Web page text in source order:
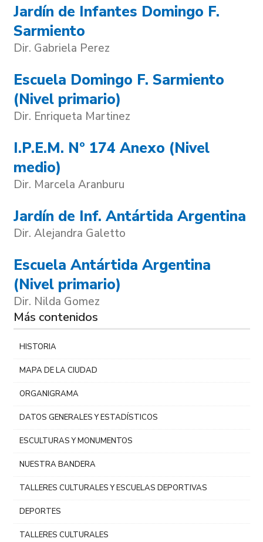
Jardín de Infantes Domingo F.
Sarmiento
Dir. Gabriela Perez
Escuela Domingo F. Sarmiento
(Nivel primario)
Dir. Enriqueta Martinez
I.P.E.M. Nº 174 Anexo (Nivel
medio)
Dir. Marcela Aranburu
Jardín de Inf. Antártida Argentina
Dir. Alejandra Galetto
Escuela Antártida Argentina
(Nivel primario)
Dir. Nilda Gomez
Más contenidos
HISTORIA
MAPA DE LA CIUDAD
ORGANIGRAMA
DATOS GENERALES Y ESTADÍSTICOS
ESCULTURAS Y MONUMENTOS
NUESTRA BANDERA
TALLERES CULTURALES Y ESCUELAS DEPORTIVAS
DEPORTES
TALLERES CULTURALES